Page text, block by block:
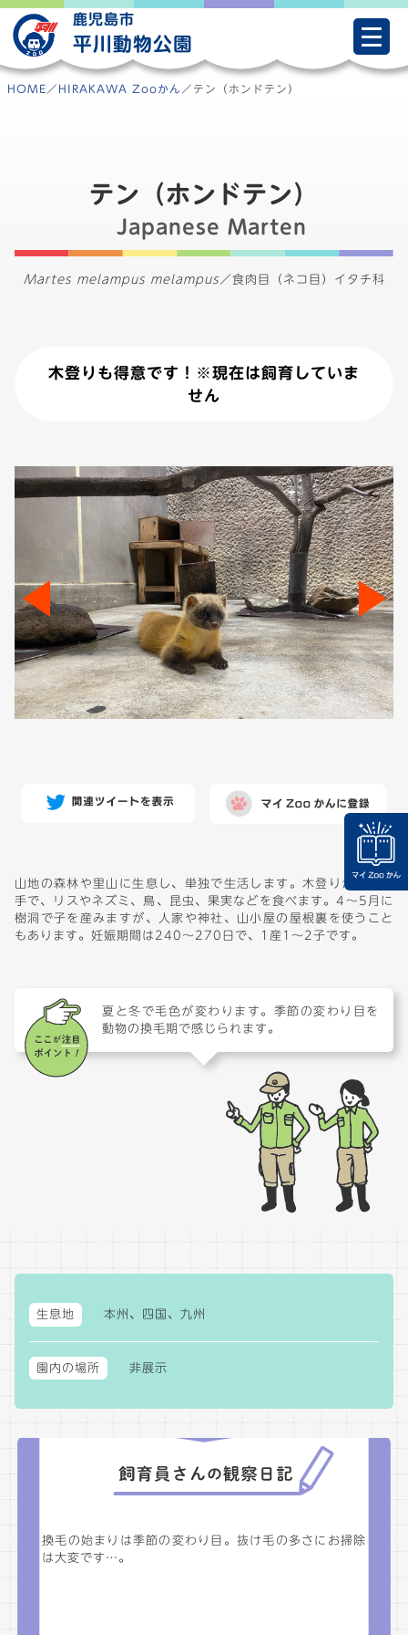
Skip
to
content
鹿児島市
平川動物公園
HOME ／ HIRAKAWA Zooかん ／ テン（ホンドテン）
テン（ホンドテン）
Japanese Marten
Martes melampus melampus ／食肉目（ネコ目）イタチ科
木登りも得意です！※現在は飼育していま
せん
山地の森林や里山に生息し、単独で生活します。木登りが大変上
手で、リスやネズミ、鳥、昆虫、果実などを食べます。4～5月に
樹洞で子を産みますが、人家や神社、山小屋の屋根裏を使うこと
もあります。妊娠期間は240～270日で、1産1～2子です。
夏と冬で毛色が変わります。季節の変わり目を
動物の換毛期で感じられます。
生息地 本州、四国、九州
園内の場所 非展示
換毛の始まりは季節の変わり目。抜け毛の多さにお掃除
は大変です…。